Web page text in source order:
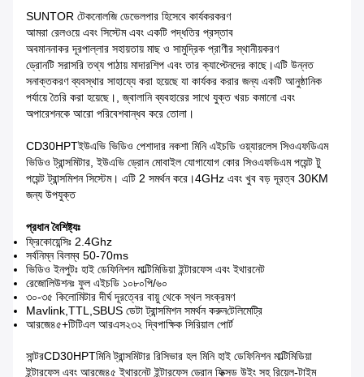
SUNTOR টেকনোলজি ডেভেলপার হিসেবে কার্যকরকরণ
আমরা রেলওয়ে এবং সিস্টেম এবং একটি পদ্ধতির প্রস্তাব
অবমাননাকর দূরপাল্লার সহায়তায় মাছ ও সামুদ্রিক প্রাণীর স্থানীয়করণ
ড্রোনটি সরাসরি তথ্য পাঠায় মাদারশিপ এবং তার ক্যাপ্টেনদের কাছে।এটি উন্নত
সনাক্তকরণ ব্যবস্থার সাহায্যে করা হয়েছে যা কার্যকর করার জন্য একটি আনুষ্ঠানিক
পর্যায়ে তৈরি করা হয়েছে।, জ্বালানি ব্যবহারের সাথে যুক্ত খরচ কমানো এবং
অপারেশনকে আরো পরিবেশবান্ধব করে তোলা।
CD30HPTইউএভি ভিডিও পেশাদার নকশা মিনি এইচডি ওয়্যারলেস সিওএফডিএম
ভিডিও ট্রান্সমিটার, ইউএভি ড্রোন মোবাইল যোগাযোগ কোর সিওএফডিএম পয়েন্ট টু
পয়েন্ট ট্রান্সমিশন সিস্টেম। এটি 2 সমর্থন করে।4GHz এবং খুব বড় দূরত্ব 30KM
জন্য উপযুক্ত
প্রধান বৈশিষ্ট্যঃ
ফ্রিকোয়েন্সিঃ 2.4Ghz
সর্বনিম্ন বিলম্ব 50-70ms
ভিডিও ইনপুটঃ হাই ডেফিনিশন মাল্টিমিডিয়া ইন্টারফেস এবং ইথারনেট
রেজোলিউশনঃ ফুল এইচডি ১০৮০পি/৬০
৩০-৩৫ কিলোমিটার দীর্ঘ দূরত্বের বায়ু থেকে স্থল সংক্রমণ
Mavlink,TTL,SBUS ডেটা ট্রান্সমিশন সমর্থন করুনটেলিমেট্রি
আরজে৪৫+টিটিএল আরএস২৩২ দ্বিপাক্ষিক সিরিয়াল পোর্ট
সান্টরCD30HPTমিনি ট্রান্সমিটার রিসিভার হল মিনি হাই ডেফিনিশন মাল্টিমিডিয়া
ইন্টারফেস এবং আরজে৪৫ ইথারনেট ইন্টারফেস ড্রোন ফিক্সড উইং সহ রিয়েল-টাইম